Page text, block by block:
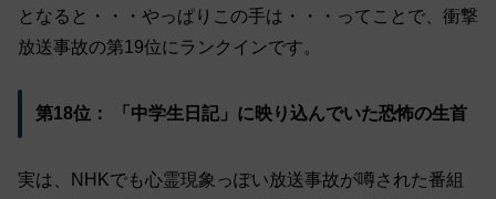
となると・・・やっぱりこの手は・・・ってことで、衝撃
放送事故の第19位にランクインです。
第18位： 「中学生日記」に映り込んでいた恐怖の生首
実は、NHKでも心霊現象っぽい放送事故が噂された番組